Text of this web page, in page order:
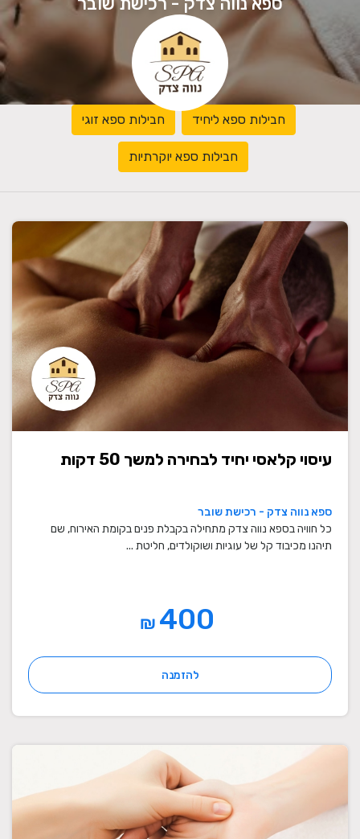
חבילות ספא ליחיד חבילות ספא זוגי
חבילות ספא יוקרתיות
עיסוי קלאסי יחיד לבחירה למשך 50 דקות
ספא נווה צדק - רכישת שובר
כל חוויה בספא נווה צדק מתחילה בקבלת פנים בקומת האירוח, שם
תיהנו מכיבוד קל של עוגיות ושוקולדים, חליטת ...
₪
להזמנה